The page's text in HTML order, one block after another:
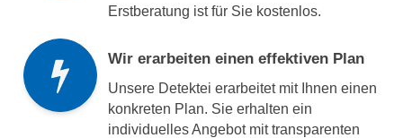
Erstberatung ist für Sie kostenlos.
Wir erarbeiten einen effektiven Plan
Unsere Detektei erarbeitet mit Ihnen einen
konkreten Plan. Sie erhalten ein
individuelles Angebot mit transparenten